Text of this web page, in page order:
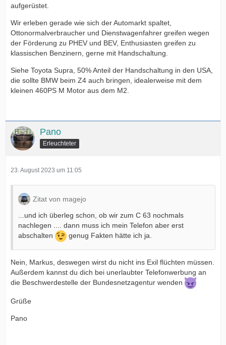
aufgerüstet.
Wir erleben gerade wie sich der Automarkt spaltet,
Ottonormalverbraucher und Dienstwagenfahrer greifen wegen
der Förderung zu PHEV und BEV, Enthusiasten greifen zu
klassischen Benzinern, gerne mit Handschaltung.
Siehe Toyota Supra, 50% Anteil der Handschaltung in den USA,
die sollte BMW beim Z4 auch bringen, idealerweise mit dem
kleinen 460PS M Motor aus dem M2.
Pano
Erleuchteter
23. August 2023 um 11:05
Zitat von magejo
...und ich überleg schon, ob wir zum C 63 nochmals
nachlegen .... dann muss ich mein Telefon aber erst
abschalten
genug Fakten hätte ich ja.
Nein, Markus, deswegen wirst du nicht ins Exil flüchten müssen.
Außerdem kannst du dich bei unerlaubter Telefonwerbung an
die Beschwerdestelle der Bundesnetzagentur wenden
Grüße
Pano